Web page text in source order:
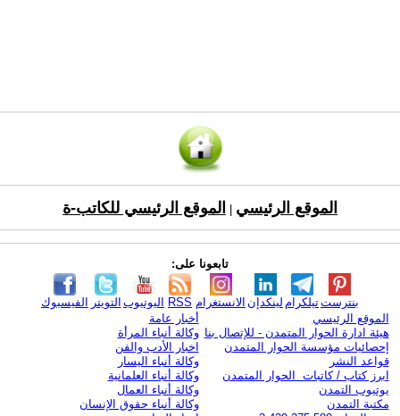
الموقع الرئيسي الموقع الرئيسي للكاتب-ة
تابعونا على:
الفيسبوك التويتر اليوتيوب RSS الانستغرام لينكدإن تيلكرامبنترست
الموقع الرئيسي
هيئة ادارة الحوار المتمدن - للإتصال بنا
إحصائيات مؤسسة الحوار المتمدن
قواعد النشر
ابرز كتاب / كاتبات الحوار المتمدن
يوتيوب التمدن
مكتبة التمدن
أخبار عامة
وكالة أنباء المرأة
اخبار الأدب والفن
وكالة أنباء اليسار
وكالة أنباء العلمانية
وكالة أنباء العمال
وكالة أنباء حقوق الإنسان